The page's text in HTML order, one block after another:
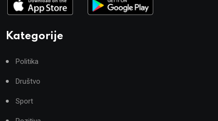
Kategorije
Politika
Društvo
Sport